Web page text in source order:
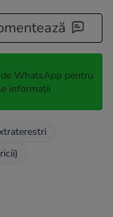
WhatsApp pentru
informații